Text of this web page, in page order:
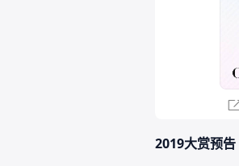
2019大赏预告